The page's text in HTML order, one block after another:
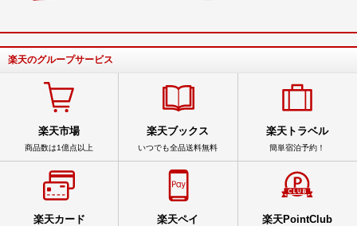
楽天のグループサービス
楽天市場
商品数は1億点以上
楽天ブックス
いつでも全品送料無料
楽天トラベル
簡単宿泊予約！
楽天カード 楽天ペイ 楽天PointClub